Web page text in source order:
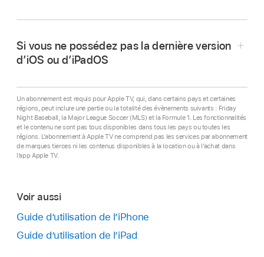
Ouvrez l’app Apple TV
sur votre iPhone ou
iPad.
Touchez l’un des éléments suivants :
Rechercher :
Recherchez des films et
Accueil :Commencez à regarder des films,
des séries TV et du sport en un seul et
Si vous ne possédez pas la dernière version
d’iOS ou d’iPadOS
Installez la dernière version d’iOS ou d’iPadOS.
Accédez àtv.apple.com/frpour vous abonner à
Apple TV et regarder son contenu dans un
Un abonnement est requis pour Apple TV, qui, dans certains pays et certaines
régions, peut inclure une partie ou la totalité des évènements suivants : Friday
Night Baseball, la Major League Soccer (MLS) et la Formule 1. Les fonctionnalités
et le contenu ne sont pas tous disponibles dans tous les pays ou toutes les
régions. L’abonnement à Apple TV ne comprend pas les services par abonnement
de marques tierces ni les contenus disponibles à la location ou à l’achat dans
l’app Apple TV.
Voir aussi
Guide d’utilisation de l’iPhone
Guide d’utilisation de l’iPad